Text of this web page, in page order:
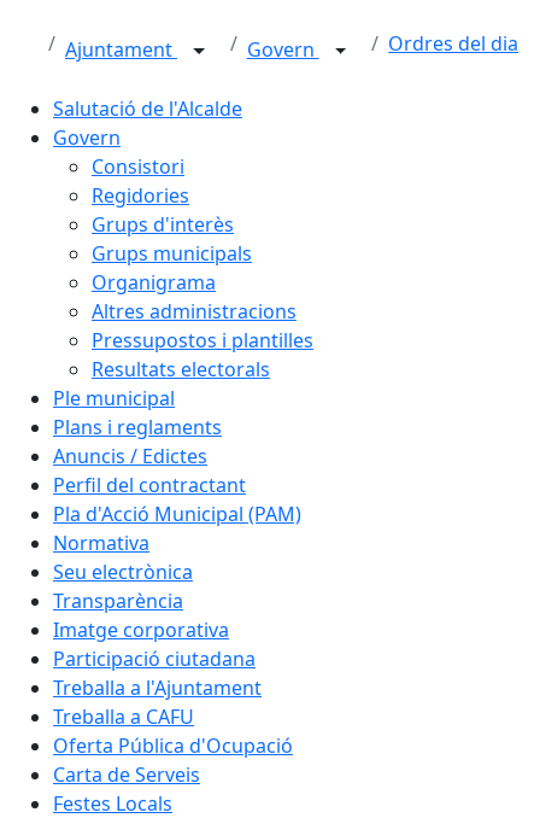
Ajuntament Govern Ordres del dia
Salutació de l'Alcalde
Govern
Consistori
Regidories
Grups d'interès
Grups municipals
Organigrama
Altres administracions
Pressupostos i plantilles
Resultats electorals
Ple municipal
Plans i reglaments
Anuncis / Edictes
Perfil del contractant
Pla d'Acció Municipal (PAM)
Normativa
Seu electrònica
Transparència
Imatge corporativa
Participació ciutadana
Treballa a l'Ajuntament
Treballa a CAFU
Oferta Pública d'Ocupació
Carta de Serveis
Festes Locals